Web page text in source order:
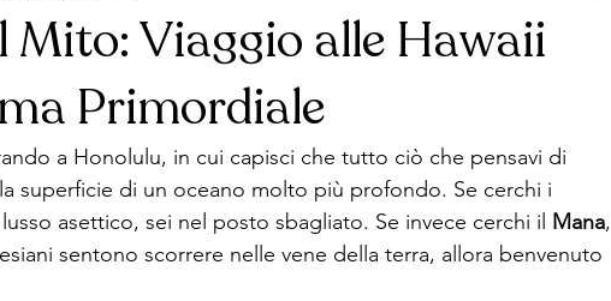
Mito: Viaggio alle Hawaii
Primordiale
a Honolulu, in cui capisci che tutto ciò che pensavi di
superficie di un oceano molto più profondo. Se cerchi i
asettico, sei nel posto sbagliato. Se invece cerchi il Mana,
sentono scorrere nelle vene della terra, allora benvenuto